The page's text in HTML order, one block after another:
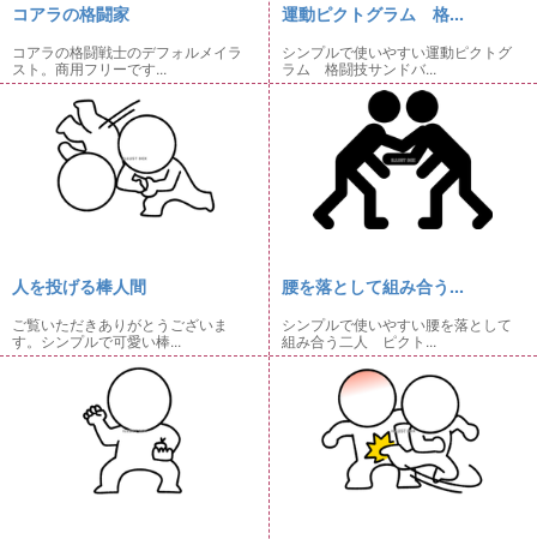
コアラの格闘家
コアラの格闘戦士のデフォルメイラ
スト。商用フリーです...
運動ピクトグラム 格...
シンプルで使いやすい運動ピクトグ
ラム 格闘技サンドバ...
人を投げる棒人間
ご覧いただきありがとうございま
す。シンプルで可愛い棒...
腰を落として組み合う...
シンプルで使いやすい腰を落として
組み合う二人 ピクト...